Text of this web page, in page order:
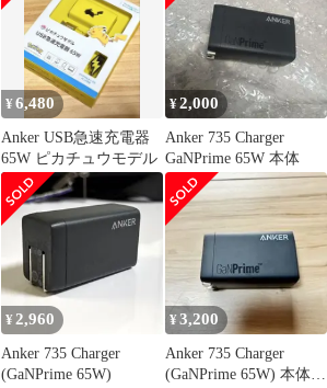
¥6,480
Anker USB急速充電器
65W ピカチュウモデル
¥2,000
Anker 735 Charger
GaNPrime 65W 本体
¥2,960
Anker 735 Charger
(GaNPrime 65W)
¥3,200
Anker 735 Charger
(GaNPrime 65W) 本体の